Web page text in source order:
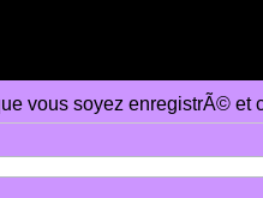
vous soyez enregistrÃ©